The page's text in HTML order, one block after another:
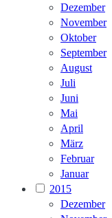
Dezember
November
Oktober
September
August
Juli
Juni
Mai
April
März
Februar
Januar
2015
Dezember